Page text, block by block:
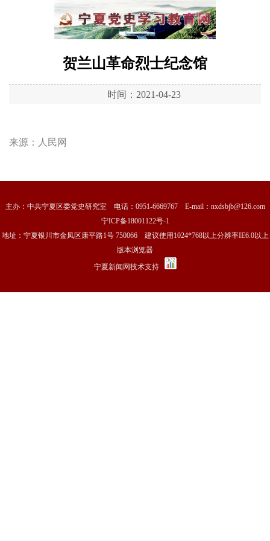
贺兰山革命烈士纪念馆
时间：2021-04-23
来源： 人民网
主办：中共宁夏区委党史研究室 电话：0951-6669767 E-mail：nxdsbjb@126.com
宁ICP备18001122号-1
地址：宁夏银川市金凤区康平路1号 750066 建议使用1024*768以上分辨率IE6.0以上
版本浏览器
宁夏新闻网技术支持